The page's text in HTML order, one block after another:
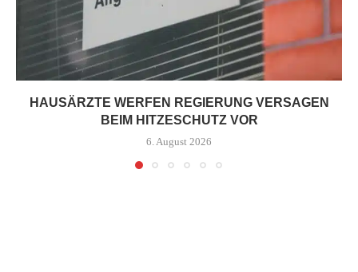
HAUSÄRZTE WERFEN REGIERUNG VERSAGEN
BEIM HITZESCHUTZ VOR
6. August 2026